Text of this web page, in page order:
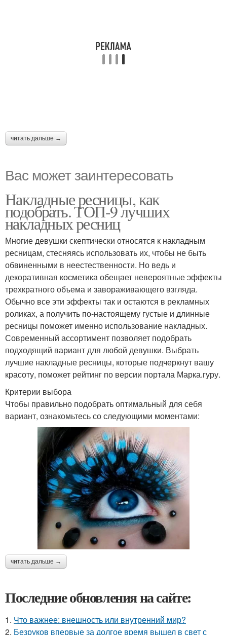
читать дальше →
Вас может заинтересовать
Накладные ресницы, как
подобрать. ТОП-9 лучших
накладных ресниц
Многие девушки скептически относятся к накладным
ресницам, стесняясь использовать их, чтобы не быть
обвиненными в неестественности. Но ведь и
декоративная косметика обещает невероятные эффекты
трехкратного объема и завораживающего взгляда.
Обычно все эти эффекты так и остаются в рекламных
роликах, а получить по-настоящему густые и длинные
ресницы поможет именно использование накладных.
Современный ассортимент позволяет подобрать
подходящий вариант для любой девушки. Выбрать
лучшие накладные ресницы, которые подчеркнут вашу
красоту, поможет рейтинг по версии портала Марка.гуру.
Критерии выбора
Чтобы правильно подобрать оптимальный для себя
вариант, ознакомьтесь со следующими моментами:
читать дальше →
Последние обновления на сайте:
1. Что важнее: внешность или внутренний мир?
2. Безруков впервые за долгое время вышел в свет с